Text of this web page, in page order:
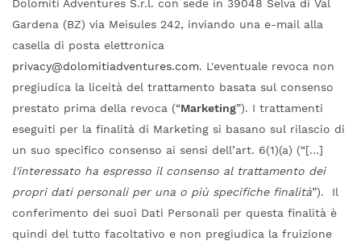
Dolomiti Adventures S.r.l. con sede in 39048 Selva di Val
Gardena (BZ) via Meisules 242, inviando una e-mail alla
casella di posta elettronica
privacy@dolomitiadventures.com. L'eventuale revoca non
pregiudica la liceità del trattamento basata sul consenso
prestato prima della revoca (“Marketing”). I trattamenti
eseguiti per la finalità di Marketing si basano sul rilascio di
un suo specifico consenso ai sensi dell’art. 6(1)(a) (“[…]
l'interessato ha espresso il consenso al trattamento dei
propri dati personali per una o più specifiche finalità”). Il
conferimento dei suoi Dati Personali per questa finalità è
quindi del tutto facoltativo e non pregiudica la fruizione